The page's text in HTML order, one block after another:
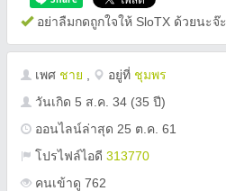
อย่าลืมกดถูกใจให้ SloTX ด้วยนะจ๊ะ
เพศ ชาย อยู่ที่ ชุมพร
วันเกิด 5 ส.ค. 34 (35 ปี)
ออนไลน์ล่าสุด 25 ต.ค. 61
โปรไฟล์ไอดี 313770
คนเข้าดู 762